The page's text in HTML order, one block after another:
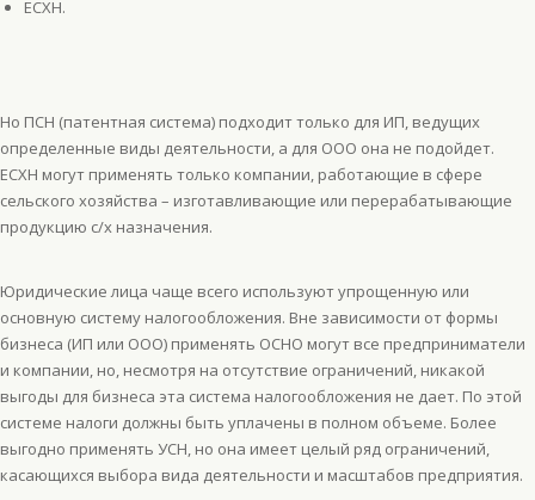
ЕСХН.
Но ПСН (патентная система) подходит только для ИП, ведущих
определенные виды деятельности, а для ООО она не подойдет.
ЕСХН могут применять только компании, работающие в сфере
сельского хозяйства – изготавливающие или перерабатывающие
продукцию с/х назначения.
Юридические лица чаще всего используют упрощенную или
основную систему налогообложения. Вне зависимости от формы
бизнеса (ИП или ООО) применять ОСНО могут все предприниматели
и компании, но, несмотря на отсутствие ограничений, никакой
выгоды для бизнеса эта система налогообложения не дает. По этой
системе налоги должны быть уплачены в полном объеме. Более
выгодно применять УСН, но она имеет целый ряд ограничений,
касающихся выбора вида деятельности и масштабов предприятия.